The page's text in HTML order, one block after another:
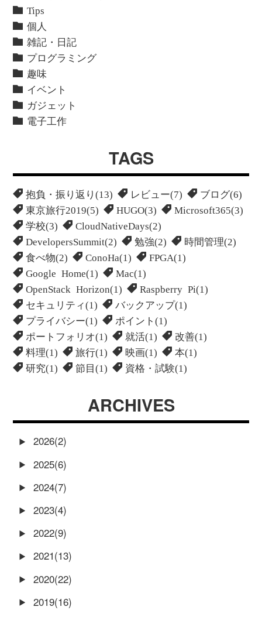
Tips
個人
雑記・日記
プログラミング
趣味
イベント
ガジェット
電子工作
TAGS
抱負・振り返り(13) レビュー(7)
ブログ(6)
東京旅行2019(5)
HUGO(3)
Microsoft365(3)
学校(3)
CloudNativeDays(2)
DevelopersSummit(2)
勉強(2)
時間管理(2)
食べ物(2)
ConoHa(1)
FPGA(1)
Google Home(1)
Mac(1)
OpenStack Horizon(1)
Raspberry Pi(1)
セキュリティ(1)
バックアップ(1)
プライバシー(1)
ポイント(1)
ポートフォリオ(1)
就活(1)
改善(1)
料理(1)
旅行(1) 映画(1)
本(1)
研究(1)
節目(1) 資格・試験(1)
ARCHIVES
2026(2)
2025(6)
2024(7)
2023(4)
2022(9)
2021(13)
2020(22)
2019(16)